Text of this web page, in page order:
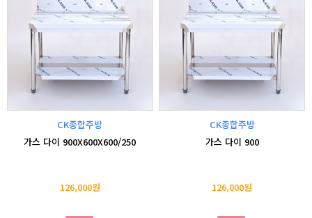
CK종합주방
가스 다이 900X600X600/250
126,000원
CK종합주방
가스 다이 900
126,000원